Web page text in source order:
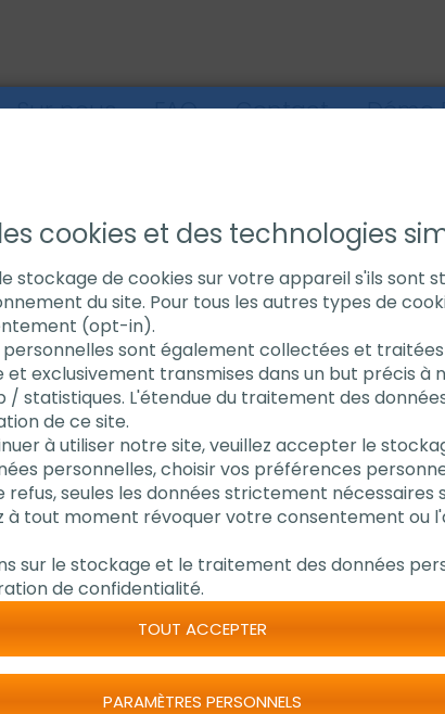
Sur nous FAQ Contact Démo
TUYAUX
Bande
le
des tuyaux
Diamètre extérieur
Résistant à la
Idéal pour le
cookies et des technologies
stockage de cookies sur votre appareil s'ils sont
du site. Pour tous les autres types de
(opt-in).
personnelles sont également collectées et
et exclusivement transmises dans un but précis à
/ statistiques. L'étendue du traitement des
de ce site.
à utiliser notre site, veuillez accepter le
personnelles, choisir vos préférences
refus, seules les données strictement
à tout moment révoquer votre consentement ou
sur le stockage et le traitement des données
de confidentialité.
TOUT ACCEPTER
PARAMÈTRES PERSONNELS